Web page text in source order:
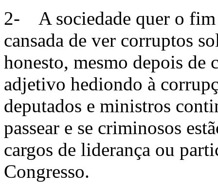
2- A sociedade quer o fim
cansada de ver corruptos
honesto, mesmo depois de
adjetivo hediondo à
deputados e ministros
passear e se criminosos
cargos de liderança ou
Congresso.